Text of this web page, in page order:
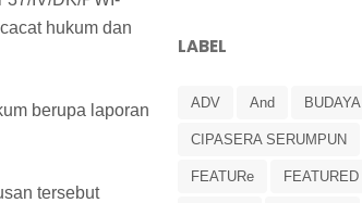
hukum dan
berupa laporan
tersebut
LABEL
ADV And BUDAYA
CIPASERA SERUMPUN
FEATURe FEATURED